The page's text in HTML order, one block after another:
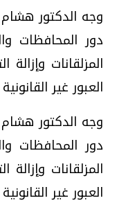
وجه الدكتور هشام
دور المحافظات
المزلقانات
العبور غير
وجه الدكتور هشام
دور المحافظات
المزلقانات
العبور غير